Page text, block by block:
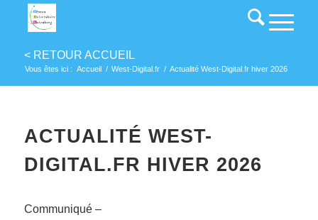
Vous êtes ici : Accueil / West-Digital.fr / Actualité West-Digital.fr hiver 2026
ACTUALITÉ WEST-
DIGITAL.FR HIVER 2026
Communiqué –